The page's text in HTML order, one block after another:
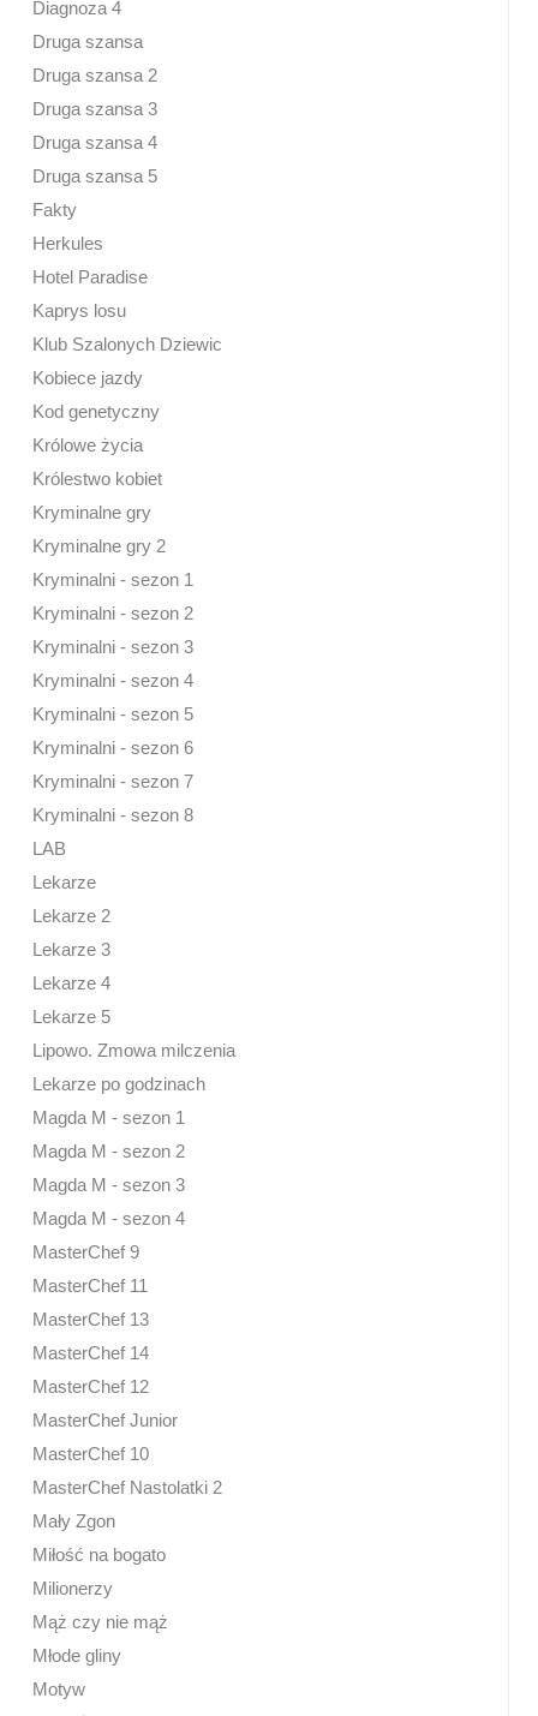
Diagnoza 4
Druga szansa
Druga szansa 2
Druga szansa 3
Druga szansa 4
Druga szansa 5
Fakty
Herkules
Hotel Paradise
Kaprys losu
Klub Szalonych Dziewic
Kobiece jazdy
Kod genetyczny
Królowe życia
Królestwo kobiet
Kryminalne gry
Kryminalne gry 2
Kryminalni - sezon 1
Kryminalni - sezon 2
Kryminalni - sezon 3
Kryminalni - sezon 4
Kryminalni - sezon 5
Kryminalni - sezon 6
Kryminalni - sezon 7
Kryminalni - sezon 8
LAB
Lekarze
Lekarze 2
Lekarze 3
Lekarze 4
Lekarze 5
Lipowo. Zmowa milczenia
Lekarze po godzinach
Magda M - sezon 1
Magda M - sezon 2
Magda M - sezon 3
Magda M - sezon 4
MasterChef 9
MasterChef 11
MasterChef 13
MasterChef 14
MasterChef 12
MasterChef Junior
MasterChef 10
MasterChef Nastolatki 2
Mały Zgon
Miłość na bogato
Milionerzy
Mąż czy nie mąż
Młode gliny
Motyw